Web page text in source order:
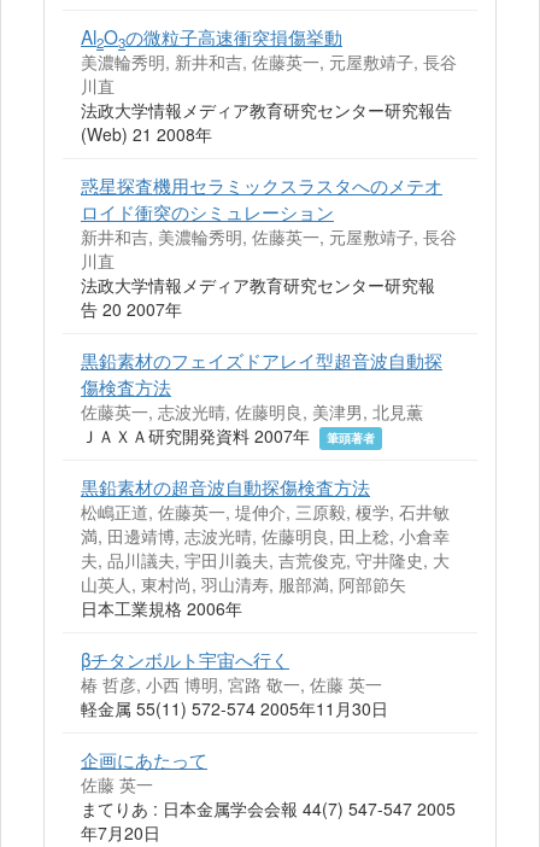
Al2O3の微粒子高速衝突損傷挙動
美濃輪秀明, 新井和吉, 佐藤英一, 元屋敷靖子, 長谷
川直
法政大学情報メディア教育研究センター研究報告
(Web) 21 2008年
惑星探査機用セラミックスラスタへのメテオ
ロイド衝突のシミュレーション
新井和吉, 美濃輪秀明, 佐藤英一, 元屋敷靖子, 長谷
川直
法政大学情報メディア教育研究センター研究報
告 20 2007年
黒鉛素材のフェイズドアレイ型超音波自動探
傷検査方法
佐藤英一, 志波光晴, 佐藤明良, 美津男, 北見薫
ＪＡＸＡ研究開発資料 2007年
筆頭著者
黒鉛素材の超音波自動探傷検査方法
松嶋正道, 佐藤英一, 堤伸介, 三原毅, 榎学, 石井敏
満, 田邊靖博, 志波光晴, 佐藤明良, 田上稔, 小倉幸
夫, 品川議夫, 宇田川義夫, 吉荒俊克, 守井隆史, 大
山英人, 東村尚, 羽山清寿, 服部満, 阿部節矢
日本工業規格 2006年
βチタンボルト宇宙へ行く
椿 哲彦, 小西 博明, 宮路 敬一, 佐藤 英一
軽金属 55(11) 572-574 2005年11月30日
企画にあたって
佐藤 英一
まてりあ : 日本金属学会会報 44(7) 547-547 2005
年7月20日